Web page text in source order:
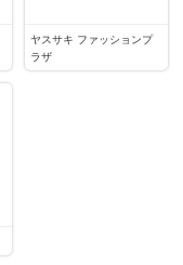
ヤスサキ ファッションプ
ラザ